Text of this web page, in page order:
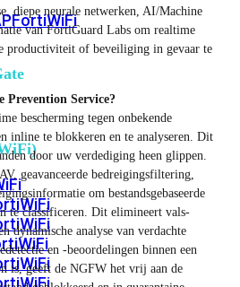
FortiWiFi
diepe neurale netwerken, AI/Machine
van FortiGuard Labs om realtime
productiviteit of beveiliging in gevaar te
Prevention Service?
bescherming tegen onbekende
inline te blokkeren en te analyseren. Dit
door uw verdediging heen glippen.
geavanceerde bedreigingsfiltering,
om bestandsgebaseerde
te classificeren. Dit elimineert vals-
dynamische analyse van verdachte
en -beoordelingen binnen een
is, geeft de NGFW het vrij aan de